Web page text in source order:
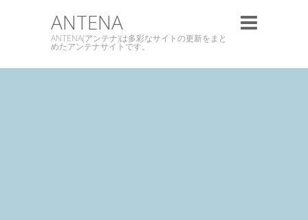
ANTENA
ANTENA(アンテナ)は多彩なサイトの更新をまと
めたアンテナサイトです。